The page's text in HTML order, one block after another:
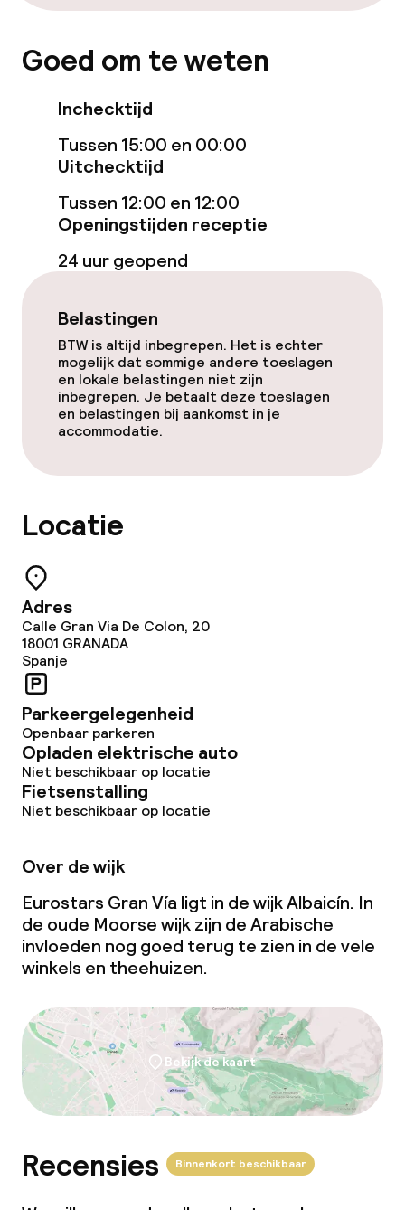
Bar
Eet- en drinkdiensten
Ontbijtbuffet
Lunch à la carte
Diner à la carte
Roomservice
Zakelijke faciliteiten
Vergaderruimte
Beleid
Overal rookvrij
Goed om te weten
Inchecktijd
Tussen 15:00 en 00:00
Uitchecktijd
Tussen 12:00 en 12:00
Openingstijden receptie
24 uur geopend
Belastingen
BTW is altijd inbegrepen. Het is echter
mogelijk dat sommige andere toeslagen
en lokale belastingen niet zijn
inbegrepen. Je betaalt deze toeslagen
en belastingen bij aankomst in je
accommodatie.
Locatie
Adres
Calle Gran Via De Colon, 20
18001 GRANADA
Spanje
Parkeergelegenheid
Openbaar parkeren
Opladen elektrische auto
Niet beschikbaar op locatie
Fietsenstalling
Niet beschikbaar op locatie
Over de wijk
Eurostars Gran Vía ligt in de wijk Albaicín. In
de oude Moorse wijk zijn de Arabische
invloeden nog goed terug te zien in de vele
winkels en theehuizen.
Bekijk de kaart
Recensies Binnenkort beschikbaar